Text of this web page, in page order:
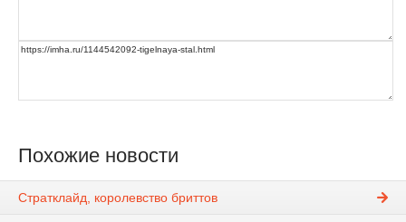
Похожие новости
Стратклайд, королевство бриттов